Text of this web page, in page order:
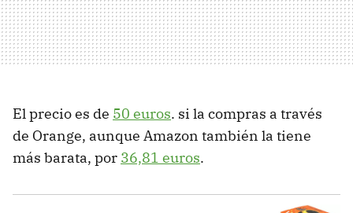
El precio es de 50 euros. si la compras a través
de Orange, aunque Amazon también la tiene
más barata, por 36,81 euros.